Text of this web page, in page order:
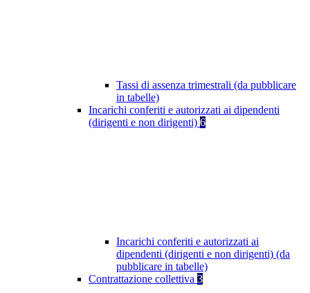
Tassi di assenza trimestrali (da pubblicare
in tabelle)
Incarichi conferiti e autorizzati ai dipendenti
(dirigenti e non dirigenti) 6
Incarichi conferiti e autorizzati ai
dipendenti (dirigenti e non dirigenti) (da
pubblicare in tabelle)
Contrattazione collettiva 3